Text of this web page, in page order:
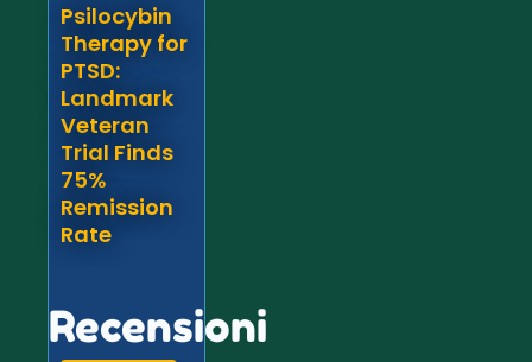
Psilocybin
Therapy for
PTSD:
Landmark
Veteran
Trial Finds
75%
Remission
Rate
Recensioni